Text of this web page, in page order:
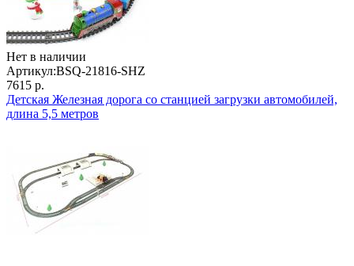
Нет в наличии
Артикул:BSQ-21816-SHZ
7615 р.
Детская Железная дорога со станцией загрузки автомобилей,
длина 5,5 метров